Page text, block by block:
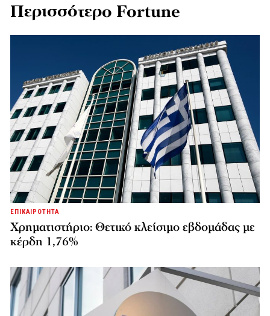
Περισσότερο Fortune
ΕΠΙΚΑΙΡΟΤΗΤΑ
Χρηματιστήριο: Θετικό κλείσιμο εβδομάδας με
κέρδη 1,76%